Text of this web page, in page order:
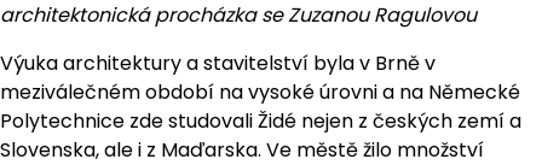
architektonická procházka se Zuzanou Ragulovou
Výuka architektury a stavitelství byla v Brně v
meziválečném období na vysoké úrovni a na Německé
Polytechnice zde studovali Židé nejen z českých zemí a
Slovenska, ale i z Maďarska. Ve městě žilo množství